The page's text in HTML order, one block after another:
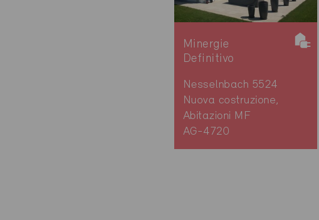
Minergie
Definitivo
Nesselnbach 5524
Nuova costruzione,
Abitazioni MF
AG-4720